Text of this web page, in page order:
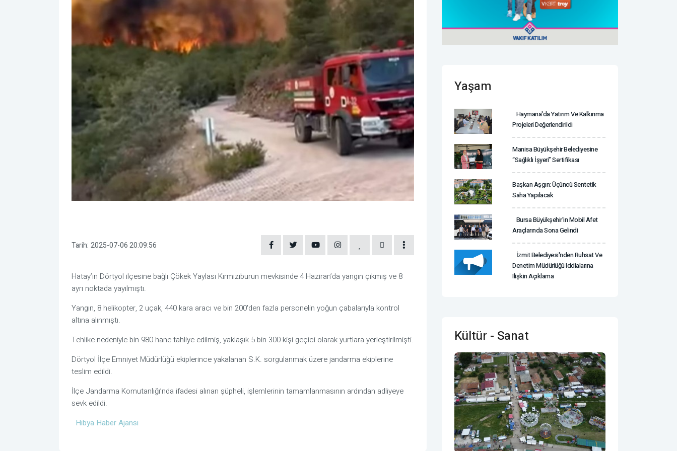
Tarih: 2025-07-06 20:09:56
Hatay’ın Dörtyol ilçesine bağlı Çökek Yaylası Kırmızıburun mevkisinde 4 Haziran’da yangın çıkmış ve 8
ayrı noktada yayılmıştı.
Yangın, 8 helikopter, 2 uçak, 440 kara aracı ve bin 200'den fazla personelin yoğun çabalarıyla kontrol
altına alınmıştı.
Tehlike nedeniyle bin 980 hane tahliye edilmiş, yaklaşık 5 bin 300 kişi geçici olarak yurtlara yerleştirilmişti.
Dörtyol İlçe Emniyet Müdürlüğü ekiplerince yakalanan S.K. sorgulanmak üzere jandarma ekiplerine
teslim edildi.
İlçe Jandarma Komutanlığı’nda ifadesi alınan şüpheli, işlemlerinin tamamlanmasının ardından adliyeye
sevk edildi.
Hibya Haber Ajansı
Yaşam
Haymana'da Yatırım Ve Kalkınma
Projeleri Değerlendirildi
Manisa Büyükşehir Belediyesine
“Sağlıklı İşyeri” Sertifikası
Başkan Aşgın: Üçüncü Sentetik
Saha Yapılacak
Bursa Büyükşehir'in Mobil Afet
Araçlarında Sona Gelindi
İzmit Belediyesi'nden Ruhsat Ve
Denetim Müdürlüğü Iddialarına
Ilişkin Açıklama
Kültür - Sanat